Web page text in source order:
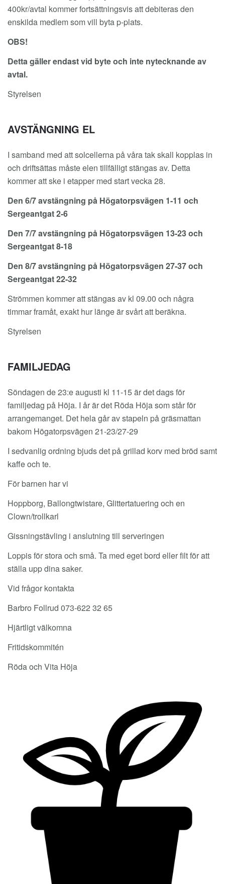
400kr/avtal kommer fortsättningsvis att debiteras den
enskilda medlem som vill byta p-plats.
OBS!
Detta gäller endast vid byte och inte nytecknande av
avtal.
Styrelsen
AVSTÄNGNING EL
I samband med att solcellerna på våra tak skall kopplas in
och driftsättas måste elen tillfälligt stängas av. Detta
kommer att ske i etapper med start vecka 28.
Den 6/7 avstängning på Högatorpsvägen 1-11 och
Sergeantgat 2-6
Den 7/7 avstängning på Högatorpsvägen 13-23 och
Sergeantgat 8-18
Den 8/7 avstängning på Högatorpsvägen 27-37 och
Sergeantgat 22-32
Strömmen kommer att stängas av kl 09.00 och några
timmar framåt, exakt hur länge är svårt att beräkna.
Styrelsen
FAMILJEDAG
Söndagen de 23:e augusti kl 11-15 är det dags för
familjedag på Höja. I år är det Röda Höja som står för
arrangemanget. Det hela går av stapeln på gräsmattan
bakom Högatorpsvägen 21-23/27-29
I sedvanlig ordning bjuds det på grillad korv med bröd samt
kaffe och te.
För barnen har vi
Hoppborg, Ballongtwistare, Glittertatuering och en
Clown/trollkarl
Gissningstävling i anslutning till serveringen
Loppis för stora och små. Ta med eget bord eller filt för att
ställa upp dina saker.
Vid frågor kontakta
Barbro Follrud 073-622 32 65
Hjärtligt välkomna
Fritidskommitén
Röda och Vita Höja